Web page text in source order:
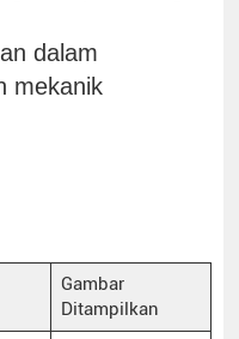
dalam
mekanik
Gambar
Ditampilkan